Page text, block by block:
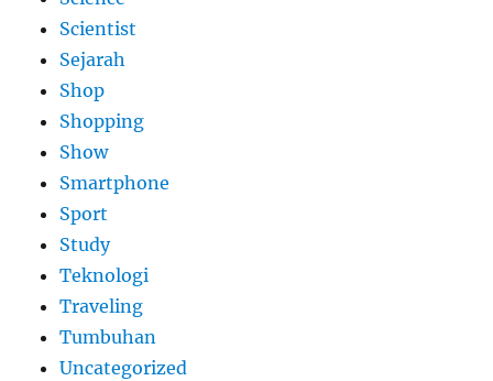
Scientist
Sejarah
Shop
Shopping
Show
Smartphone
Sport
Study
Teknologi
Traveling
Tumbuhan
Uncategorized